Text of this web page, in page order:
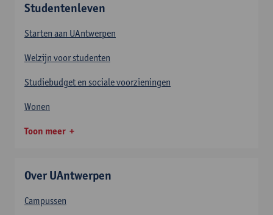
Studentenleven
Starten aan UAntwerpen
Welzijn voor studenten
Studiebudget en sociale voorzieningen
Wonen
Toon meer
Over UAntwerpen
Campussen